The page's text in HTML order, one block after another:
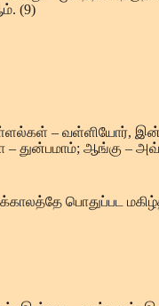
(9)
– வள்ளியோர்,
– துன்பமாம்; ஆங்கு –
பொதுப்பட